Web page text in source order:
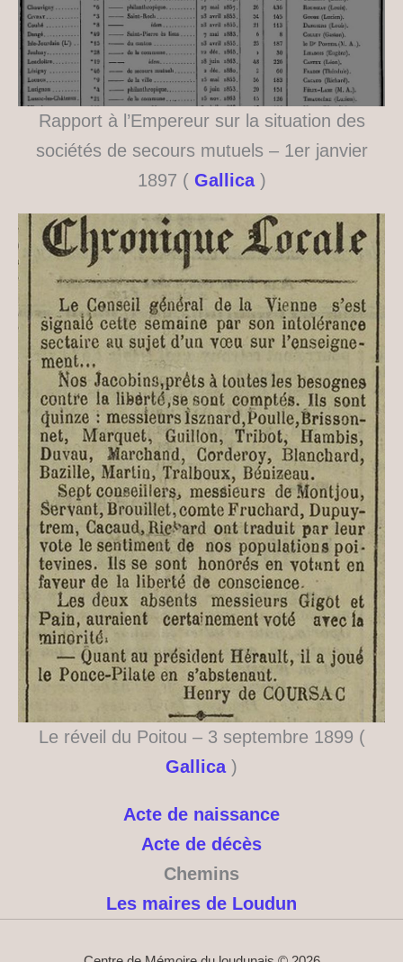
Rapport à l’Empereur sur la situation des
sociétés de secours mutuels – 1er janvier
1897 ( Gallica )
Le réveil du Poitou – 3 septembre 1899 (
Gallica )
Acte de naissance
Acte de décès
Chemins
Les maires de Loudun